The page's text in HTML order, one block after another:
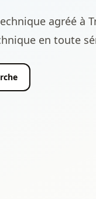
agréé à
en toute